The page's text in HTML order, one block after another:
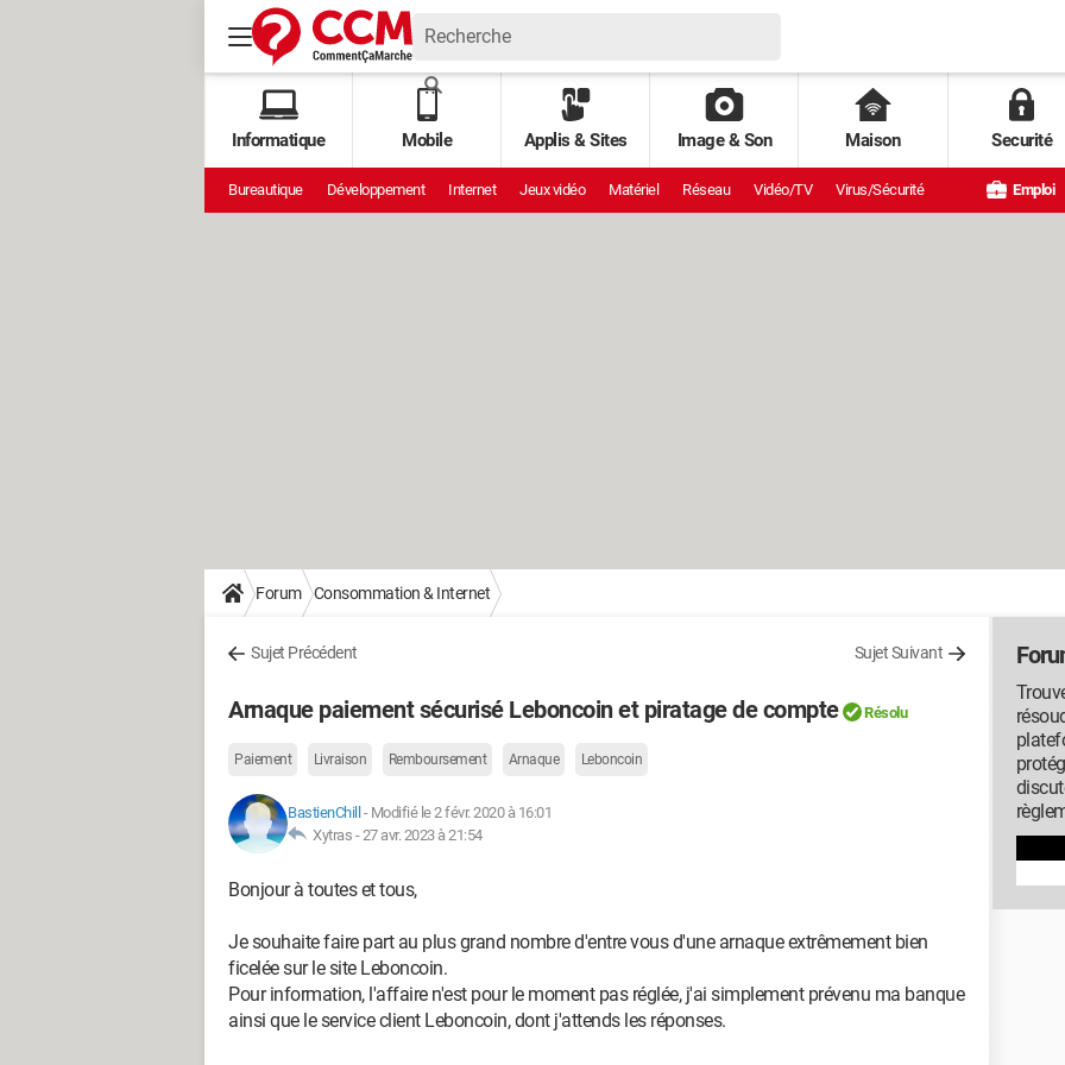
Informatique Mobile Applis & Sites Image & Son Maison Securité
Bureautique Développement Internet Jeux vidéo Matériel Réseau Vidéo/TV Virus/Sécurité Emploi
Forum Consommation & Internet
Sujet Précédent Sujet Suivant
Arnaque paiement sécurisé Leboncoin et piratage de compte Résolu
Paiement Livraison Remboursement Arnaque Leboncoin
BastienChill - Modifié le 2 févr. 2020 à 16:01
Xytras -27 avr. 2023 à 21:54
Bonjour à toutes et tous,
Je souhaite faire part au plus grand nombre d'entre vous d'une arnaque extrêmement bien
ficelée sur le site Leboncoin.
Pour information, l'affaire n'est pour le moment pas réglée, j'ai simplement prévenu ma banque
ainsi que le service client Leboncoin, dont j'attends les réponses.